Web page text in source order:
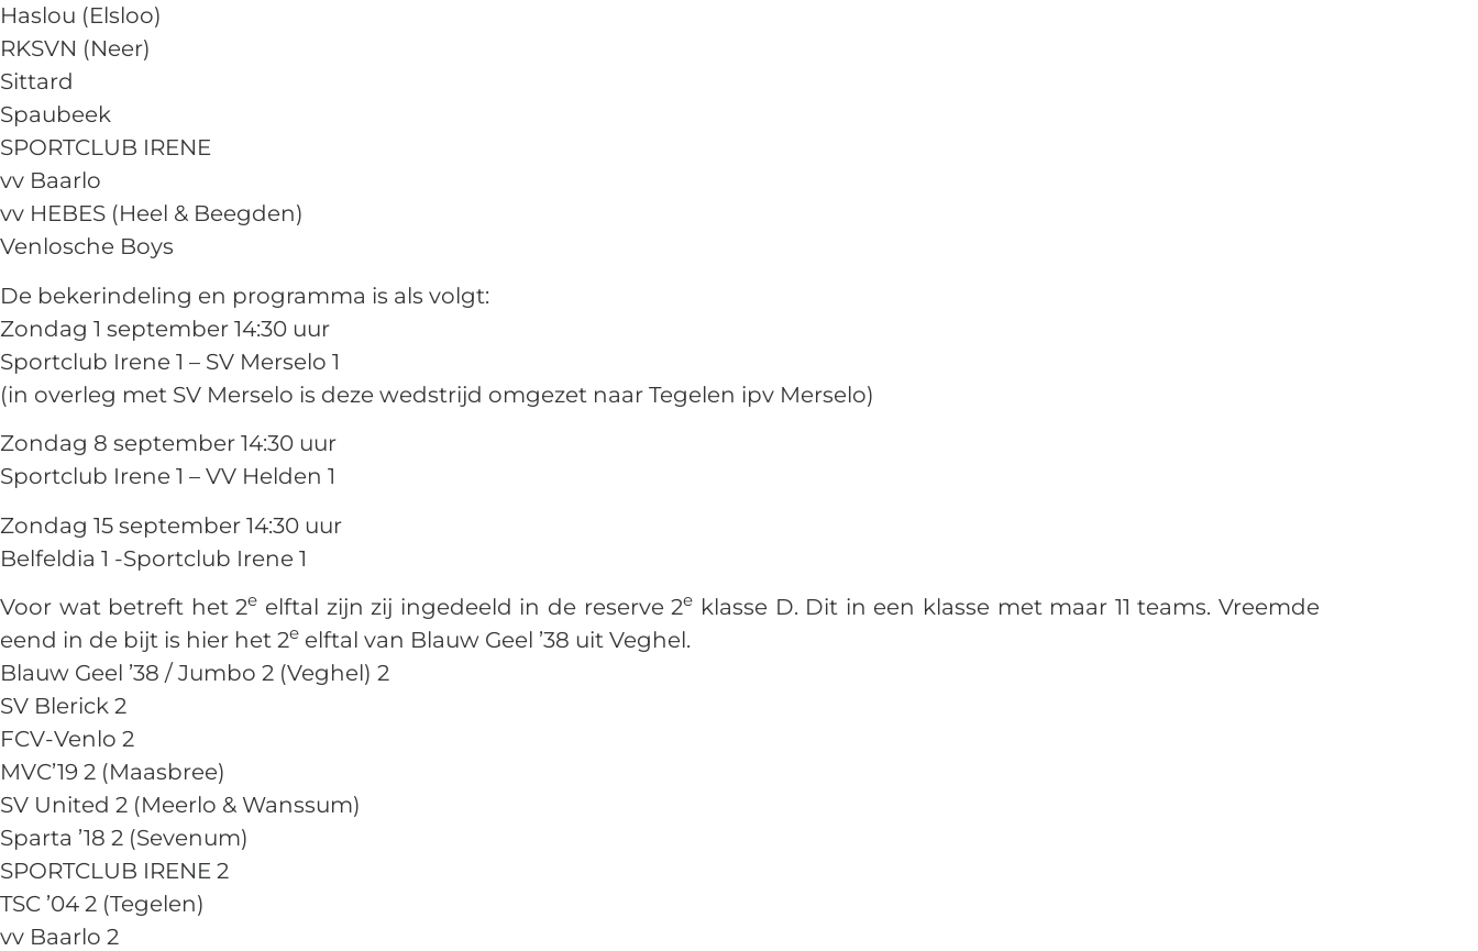
Haslou (Elsloo)
RKSVN (Neer)
Sittard
Spaubeek
SPORTCLUB IRENE
vv Baarlo
vv HEBES (Heel & Beegden)
Venlosche Boys
De bekerindeling en programma is als volgt:
Zondag 1 september 14:30 uur
Sportclub Irene 1 – SV Merselo 1
(in overleg met SV Merselo is deze wedstrijd omgezet naar Tegelen ipv Merselo)
Zondag 8 september 14:30 uur
Sportclub Irene 1 – VV Helden 1
Zondag 15 september 14:30 uur
Belfeldia 1 -Sportclub Irene 1
Voor wat betreft het 2e elftal zijn zij ingedeeld in de reserve 2e klasse D. Dit in een klasse met maar 11 teams. Vreemde
eend in de bijt is hier het 2e elftal van Blauw Geel ’38 uit Veghel.
Blauw Geel ’38 / Jumbo 2 (Veghel) 2
SV Blerick 2
FCV-Venlo 2
MVC’19 2 (Maasbree)
SV United 2 (Meerlo & Wanssum)
Sparta ’18 2 (Sevenum)
SPORTCLUB IRENE 2
TSC ’04 2 (Tegelen)
vv Baarlo 2